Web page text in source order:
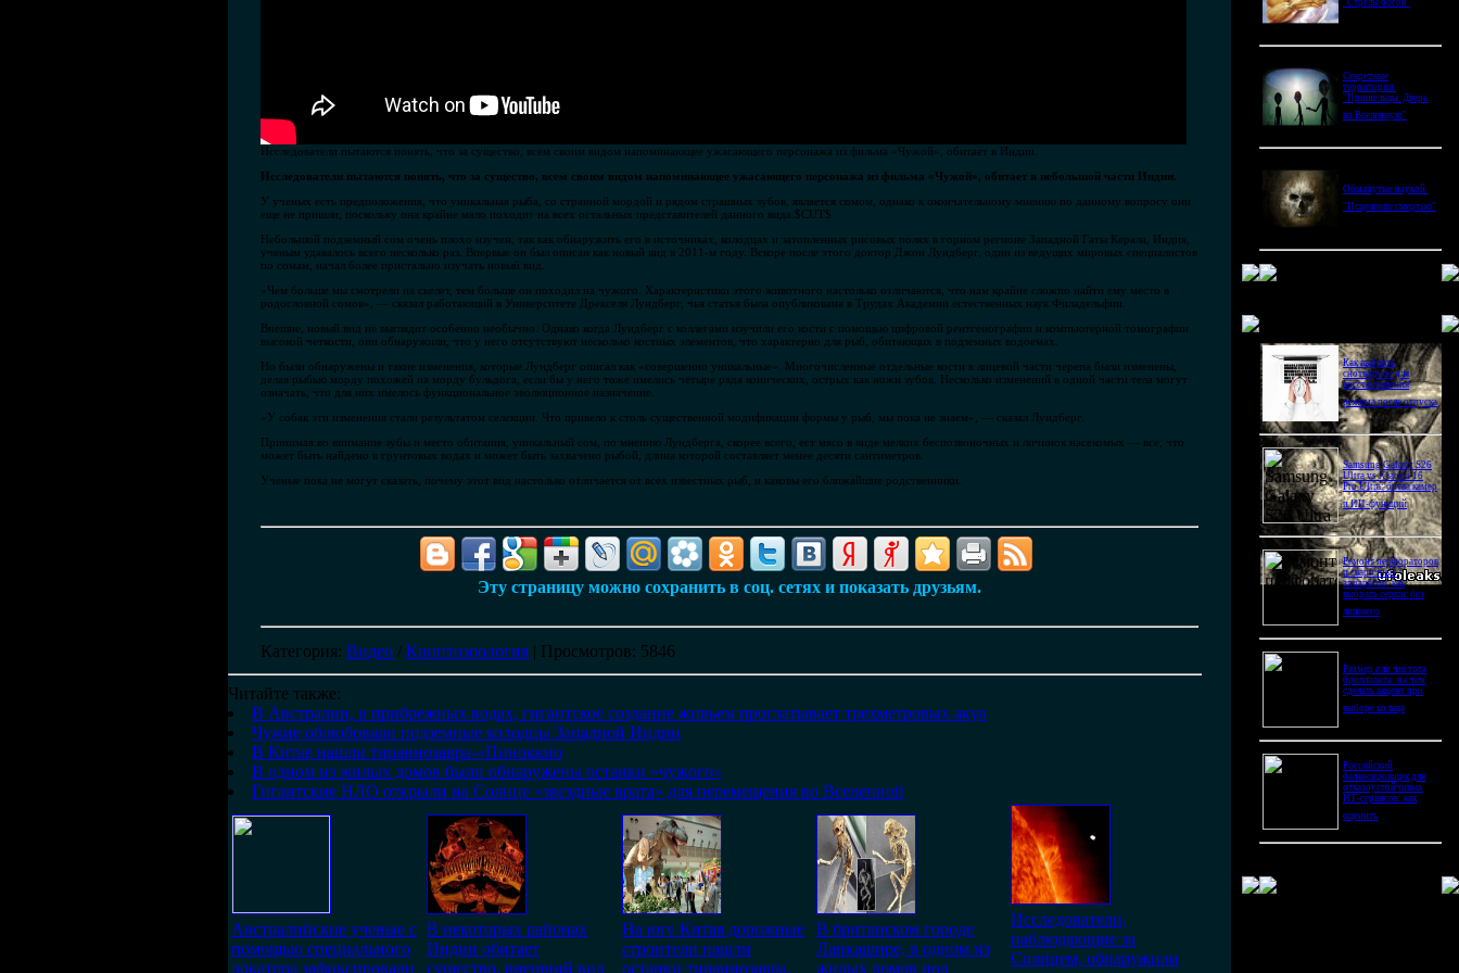
Исследователи пытаются понять, что за существо, всем своим видом напоминающее ужасающего персонажа из фильма «Чужой», обитает в Индии.
Исследователи пытаются понять, что за существо, всем своим видом напоминающее ужасающего персонажа из фильма «Чужой», обитает в небольшой части Индии.
У ученых есть предположения, что уникальная рыба, со странной мордой и рядом страшных зубов, является сомом, однако к окончательному мнению по данному вопросу они
еще не пришли, поскольку она крайне мало походит на всех остальных представителей данного вида.$CUT$
Небольшой подземный сом очень плохо изучен, так как обнаружить его в источниках, колодцах и затопленных рисовых полях в горном регионе Западной Гаты Керала, Индия,
ученым удавалось всего несколько раз. Впервые он был описан как новый вид в 2011-м году. Вскоре после этого доктор Джон Лундберг, один из ведущих мировых специалистов
по сомам, начал более пристально изучать новый вид.
«Чем больше мы смотрели на скелет, тем больше он походил на чужого. Характеристики этого животного настолько отличаются, что нам крайне сложно найти ему место в
родословной сомов», — сказал работающий в Университете Дрекселя Лундберг, чья статья была опубликована в Трудах Академии естественных наук Филадельфии.
Внешне, новый вид не выглядит особенно необычно. Однако когда Лундберг c коллегами изучили его кости с помощью цифровой рентгенографии и компьютерной томографии
высокой четкости, они обнаружили, что у него отсутствуют несколько костных элементов, что характерно для рыб, обитающих в подземных водоемах.
Но были обнаружены и такие изменения, которые Лундберг описал как «совершенно уникальные». Многочисленные отдельные кости в лицевой части черепа были изменены,
делая рыбью морду похожей на морду бульдога, если бы у него тоже имелись четыре ряда конических, острых как ножи зубов. Несколько изменений в одной части тела могут
означать, что для них имелось функциональное эволюционное назначение.
«У собак эти изменения стали результатом селекции. Что привело к столь существенной модификации формы у рыб, мы пока не знаем», — сказал Лундберг.
Принимая во внимание зубы и место обитания, уникальный сом, по мнению Лундберга, скорее всего, ест мясо в виде мелких беспозвоночных и личинок насекомых — все, что
может быть найдено в грунтовых водах и может быть захвачено рыбой, длина которой составляет менее десяти сантиметров.
Ученые пока не могут сказать, почему этот вид настолько отличается от всех известных рыб, и каковы его ближайшие родственники.
Эту страницу можно сохранить в соц. сетях и показать друзьям.
Категория: Видео / Криптозоология | Просмотров: 5846
Читайте также:
В Австралии, в прибрежных водах, гигантское создание живьем проглатывает трехметровых акул
Чужие облюбовали подземные колодцы Западной Индии
В Китае нашли тираннозавра-«Пиноккио
В одном из жилых домов были обнаружены останки «чужого»
Гигантские НЛО открыли на Солнце «звездные врата» для перемещения во Вселенной
Австралийские ученые с
помощью специального
локатора зафиксировали
В некоторых районах
Индии обитает
существо, внешний вид
На юге Китая дорожные
строители нашли
останки тираннозавра,
В британском городе
Ланкашире, в одном из
жилых домов под
Исследователи,
наблюдающие за
Солнцем, обнаружили
"Стрелы богов"
Секретные
территории.
"Пришельцы. Дверь
во Вселенную"
Обманутые наукой.
"Исцеление смертью"
Как выбрать
снотворное для
восстановления
режима после отпуска
Samsung Galaxy S26
Ultra vs Xiaomi 16
Pro Ultra: битва камер
и ИИ-функций
Ремонт перфораторов
и сварочных
аппаратов: как
выбрать сервис без
лишнего
Размер или чистота
бриллианта: на чем
сделать акцент при
выборе кольца
Российский
балансировщик для
отказоустойчивых
ИТ-сервисов: как
оценить